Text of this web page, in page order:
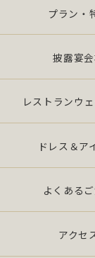
用）を行い
人情報保護
拠したマネ
の下で行い
2.個人情報
当社は、個
2006 の要
年 4 月施行
法人全日本
の規範を遵
プラン・
披露宴
レストランウ
ドレス＆ア
よくある
アクセ